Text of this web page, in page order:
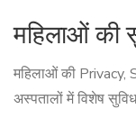
महिलाओं की
महिलाओं की Privacy,
अस्पतालों में विशेष